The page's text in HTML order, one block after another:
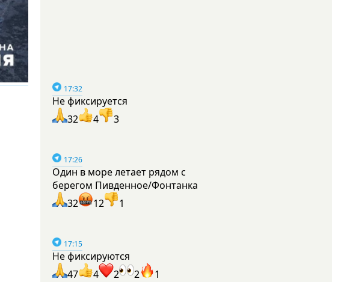
17:32
Не фиксируется
32
4 3
17:26
Один в море летает рядом с
берегом Пивденное/Фонтанка
32
12 1
17:15
Не фиксируются
47
4 2 2 1